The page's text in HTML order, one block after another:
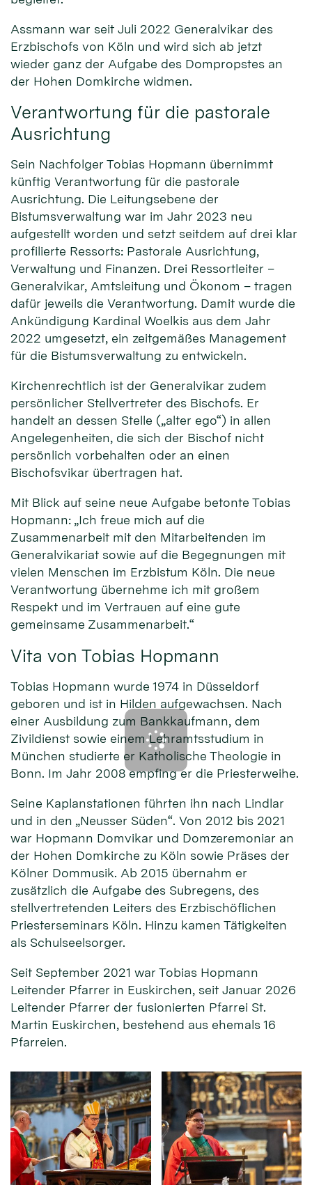
Assmann war seit Juli 2022 Generalvikar des
Erzbischofs von Köln und wird sich ab jetzt
wieder ganz der Aufgabe des Dompropstes an
der Hohen Domkirche widmen.
Verantwortung für die pastorale
Ausrichtung
Sein Nachfolger Tobias Hopmann übernimmt
künftig Verantwortung für die pastorale
Ausrichtung. Die Leitungsebene der
Bistumsverwaltung war im Jahr 2023 neu
aufgestellt worden und setzt seitdem auf drei klar
profilierte Ressorts: Pastorale Ausrichtung,
Verwaltung und Finanzen. Drei Ressortleiter –
Generalvikar, Amtsleitung und Ökonom – tragen
dafür jeweils die Verantwortung. Damit wurde die
Ankündigung Kardinal Woelkis aus dem Jahr
2022 umgesetzt, ein zeitgemäßes Management
für die Bistumsverwaltung zu entwickeln.
Kirchenrechtlich ist der Generalvikar zudem
persönlicher Stellvertreter des Bischofs. Er
handelt an dessen Stelle („alter ego“) in allen
Angelegenheiten, die sich der Bischof nicht
persönlich vorbehalten oder an einen
Bischofsvikar übertragen hat.
Mit Blick auf seine neue Aufgabe betonte Tobias
Hopmann: „Ich freue mich auf die
Zusammenarbeit mit den Mitarbeitenden im
Generalvikariat sowie auf die Begegnungen mit
vielen Menschen im Erzbistum Köln. Die neue
Verantwortung übernehme ich mit großem
Respekt und im Vertrauen auf eine gute
gemeinsame Zusammenarbeit.“
Vita von Tobias Hopmann
Tobias Hopmann wurde 1974 in Düsseldorf
geboren und ist in Hilden aufgewachsen. Nach
einer Ausbildung zum Bankkaufmann, dem
Zivildienst sowie einem Lehramtsstudium in
München studierte er Katholische Theologie in
Bonn. Im Jahr 2008 empfing er die Priesterweihe.
Seine Kaplanstationen führten ihn nach Lindlar
und in den „Neusser Süden“. Von 2012 bis 2021
war Hopmann Domvikar und Domzeremoniar an
der Hohen Domkirche zu Köln sowie Präses der
Kölner Dommusik. Ab 2015 übernahm er
zusätzlich die Aufgabe des Subregens, des
stellvertretenden Leiters des Erzbischöflichen
Priesterseminars Köln. Hinzu kamen Tätigkeiten
als Schulseelsorger.
Seit September 2021 war Tobias Hopmann
Leitender Pfarrer in Euskirchen, seit Januar 2026
Leitender Pfarrer der fusionierten Pfarrei St.
Martin Euskirchen, bestehend aus ehemals 16
Pfarreien.